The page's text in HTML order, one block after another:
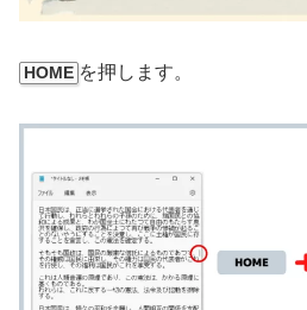
HOME を押します。